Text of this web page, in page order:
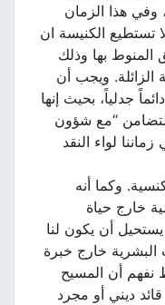
هذا الزمان
الكنيسة ان
بها وذلك
ويجب أن
جدلياً، بحيث إنها
“مع شؤون
لواء النقد
وكما أنه
خارج حياة
أن يكون لنا
خارج خبرة
أن المسيح
ديني أو مجرد